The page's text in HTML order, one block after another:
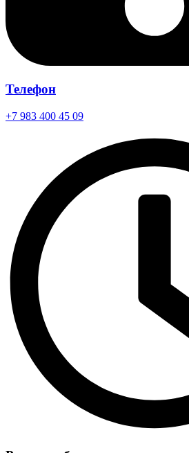
Телефон
+7 983 400 45 09